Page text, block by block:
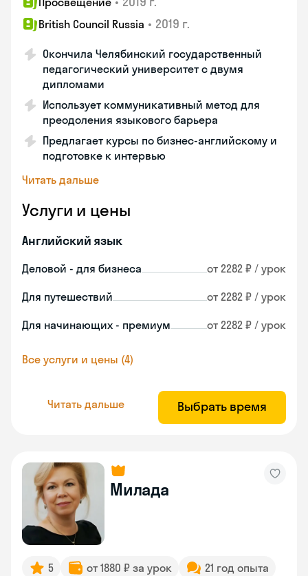
British Council Russia • 2019 г.
Окончила Челябинский государственный
педагогический университет с двумя
дипломами
Использует коммуникативный метод для
преодоления языкового барьера
Предлагает курсы по бизнес-английскому и
подготовке к интервью
Читать дальше
Услуги и цены
Английский язык
Деловой - для бизнеса от 2282 ₽ / урок
Для путешествий от 2282 ₽ / урок
Для начинающих - премиум от 2282 ₽ / урок
Все услуги и цены (4)
Читать дальше Выбрать время
Милада
5 от 1880 ₽ за урок 21 год опыта